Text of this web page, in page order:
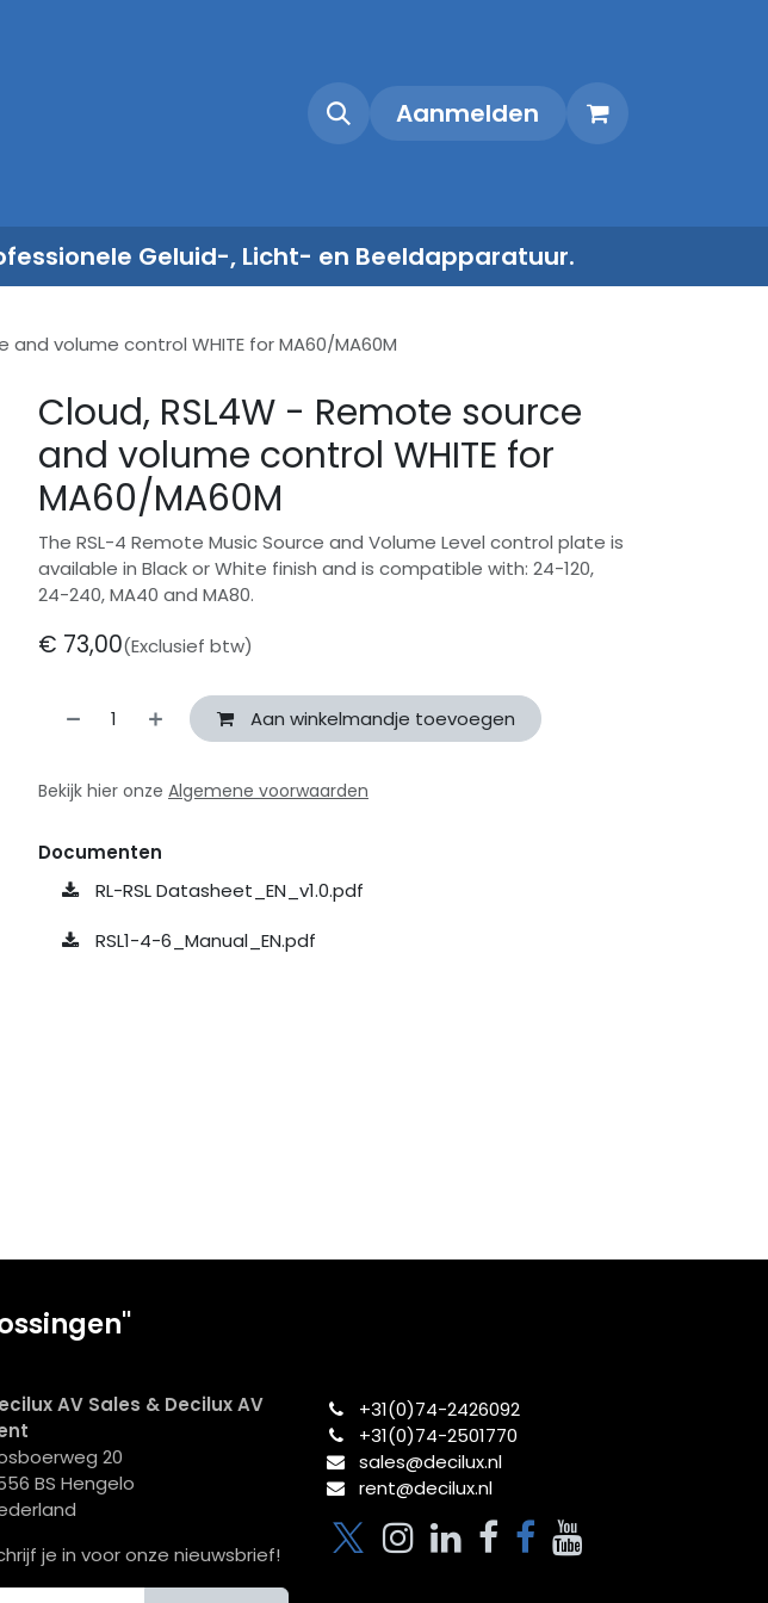
ContactAanmelden
Geluid-, Licht- en Beeldapparatuur.
and volume control WHITE for MA60/MA60M
Cloud, RSL4W - Remote source
and volume control WHITE for
MA60/MA60M
The RSL-4 Remote Music Source and Volume Level control plate is
available in Black or White finish and is compatible with: 24-120,
24-240, MA40 and MA80.
€ 73,00(Exclusief btw)
Aan winkelmandje toevoegen
Bekijk hier onze Algemene voorwaarden
Documenten
RL-RSL Datasheet_EN_v1.0.pdf
RSL1-4-6_Manual_EN.pdf
AV Sales & Decilux AV
20
BS Hengelo
je in voor onze nieuwsbrief!
+31(0)74-2426092​
+31(0)74-2501770
sales@decilux.nl
rent@decilux.nl